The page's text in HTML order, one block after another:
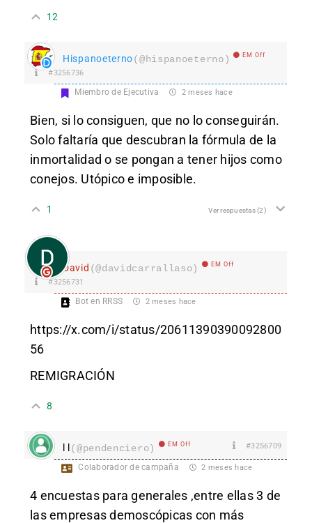
12
Hispanoeterno(@hispanoeterno) EM Off
#3256736
Miembro de Ejecutiva 2 meses hace
Bien, si lo consiguen, que no lo conseguirán.
Solo faltaría que descubran la fórmula de la
inmortalidad o se pongan a tener hijos como
conejos. Utópico e imposible.
1 Ver respuestas(2)
David (@davidcarrallaso) EM Off
#3256731
Bot en RRSS 2 meses hace
https://x.com/i/status/20611390390092800
56
REMIGRACIÓN
8
l l(@pendenciero) EM Off #3256709
Colaborador de campaña 2 meses hace
4 encuestas para generales ,entre ellas 3 de
las empresas demoscópicas con más